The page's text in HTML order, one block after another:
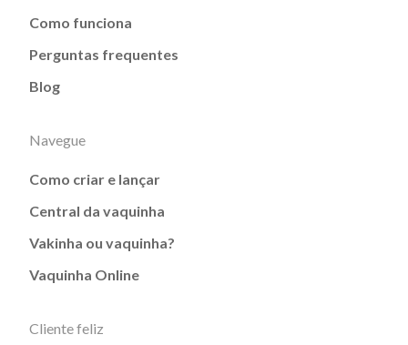
Como funciona
Perguntas frequentes
Blog
Navegue
Como criar e lançar
Central da vaquinha
Vakinha ou vaquinha?
Vaquinha Online
Cliente feliz